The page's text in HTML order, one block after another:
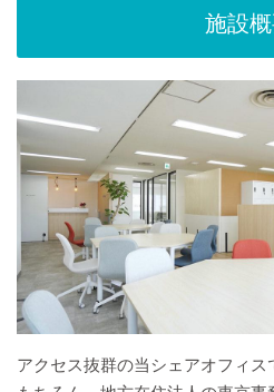
施設
アクセス抜群の当シェアオフィ